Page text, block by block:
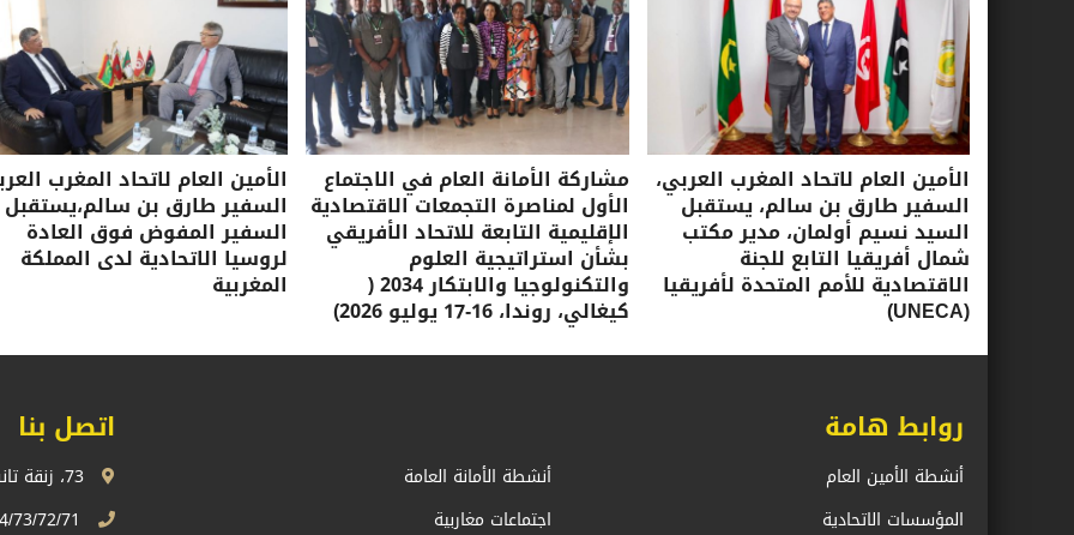
الأمين العام لاتحاد المغرب العربي،
السفير طارق بن سالم، يستقبل
السيد نسيم أولمان، مدير مكتب
شمال أفريقيا التابع للجنة
الاقتصادية للأمم المتحدة لأفريقيا
(UNECA)
مشاركة الأمانة العام في الاجتماع
الأول لمناصرة التجمعات الاقتصادية
الإقليمية التابعة للاتحاد الأفريقي
بشأن استراتيجية العلوم
والتكنولوجيا والابتكار 2034 (
كيغالي، روندا، 16-17 يوليو 2026)
الأمين العام لاتحاد المغرب
السفير طارق بن سالم،يستقبل
السفير المفوض فوق العادة
لروسيا الاتحادية لدى المملكة
المغربية
روابط هامة
أنشطة الأمين العام
أنشطة الأمانة العامة
المؤسسات الاتحادية
اجتماعات مغاربية
اتصل بنا